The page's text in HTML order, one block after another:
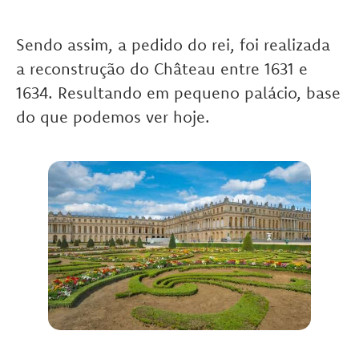
Sendo assim, a pedido do rei, foi realizada
a reconstrução do Château entre 1631 e
1634. Resultando em pequeno palácio, base
do que podemos ver hoje.